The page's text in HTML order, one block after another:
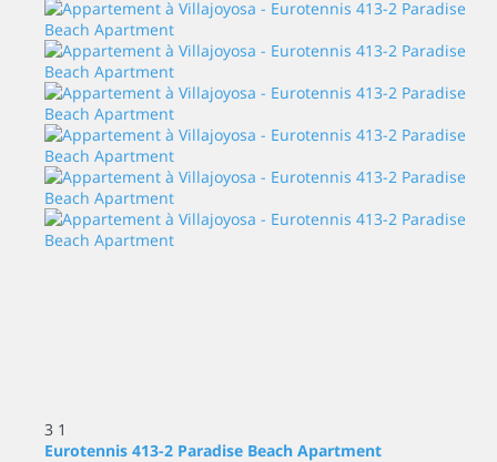
3 1
Eurotennis 413-2 Paradise Beach Apartment